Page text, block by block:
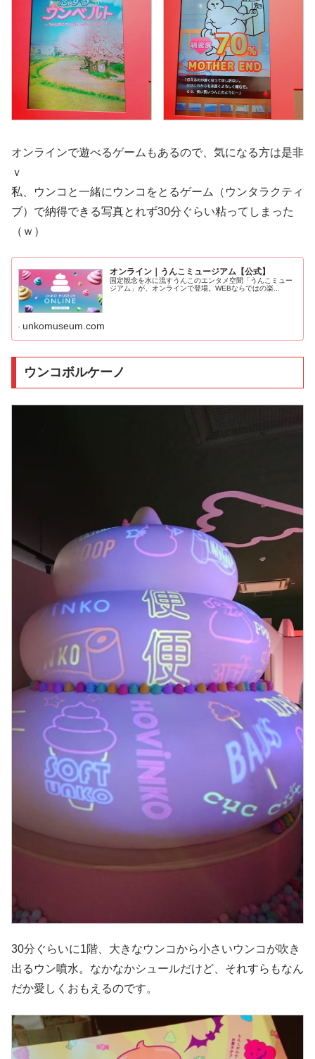
オンラインで遊べるゲームもあるので、気になる方は是非
ｖ
私、ウンコと一緒にウンコをとるゲーム（ウンタラクティ
ブ）で納得できる写真とれず30分ぐらい粘ってしまった
（ｗ）
オンライン｜うんこミュージアム【公式】
固定観念を水に流すうんこのエンタメ空間「うんこミュー
ジアム」が、オンラインで登場。WEBならではの楽...
unkomuseum.com
ウンコボルケーノ
30分ぐらいに1階、大きなウンコから小さいウンコが吹き
出るウン噴水。なかなかシュールだけど、それすらもなん
だか愛しくおもえるのです。